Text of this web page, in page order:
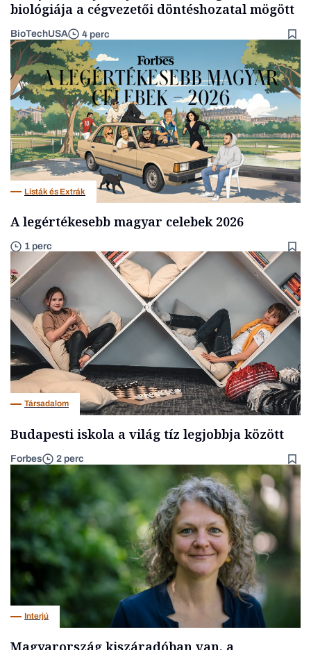
biológiája a cégvezetői döntéshozatal mögött
BioTechUSA 4 perc
Listák és Extrák
A legértékesebb magyar celebek 2026
1 perc
Társadalom
Budapesti iskola a világ tíz legjobbja között
Forbes 2 perc
Interjú
Magyarország kiszáradóban van, a